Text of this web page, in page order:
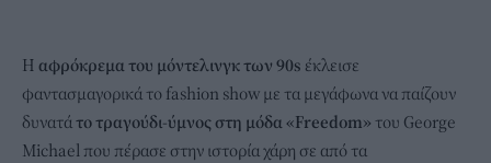
Η αφρόκρεμα του μόντελινγκ των 90s έκλεισε
φαντασμαγορικά το fashion show με τα μεγάφωνα να παίζουν
δυνατάτο τραγούδι-ύμνος στη μόδα «Freedom» του George
Michael που πέρασε στην ιστορία χάρη σε από τα